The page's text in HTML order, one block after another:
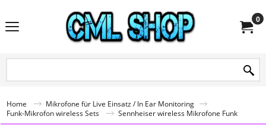
0
Home
Mikrofone für Live Einsatz / In Ear Monitoring
Funk-Mikrofon wireless Sets
Sennheiser wireless Mikrofone Funk